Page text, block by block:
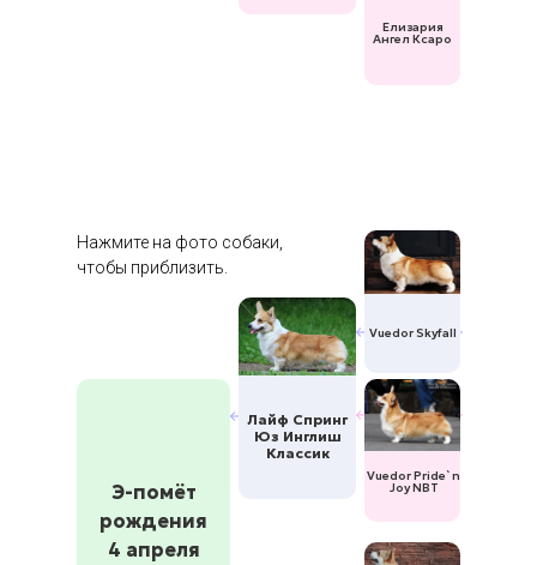
Елизария
Ангел Ксаро
Лайф Спринг
Юз Инглиш
Классик
Vuedor Pride`n
Joy NBT
Vuedor Skyfall
Э-помёт
рождения
4 апреля
Нажмите на фото собаки,
чтобы приблизить.